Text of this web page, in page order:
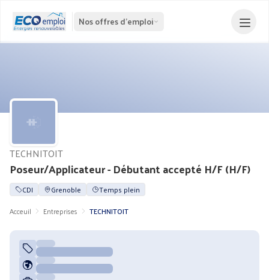
Nos offres d'emploi
Poseur/Applicateur - Débutant accepté H/F (H/F)
TECHNITOIT
CDI Grenoble
Temps plein
Acceuil
Entreprises TECHNITOIT